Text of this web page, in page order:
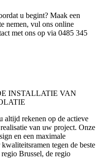
u begint? Maak een
nemen, vul ons online
met ons op via 0485 345
INSTALLATIE VAN
altijd rekenen op de actieve
van uw project. Onze
en een maximale
tegen de beste
Brussel, de regio